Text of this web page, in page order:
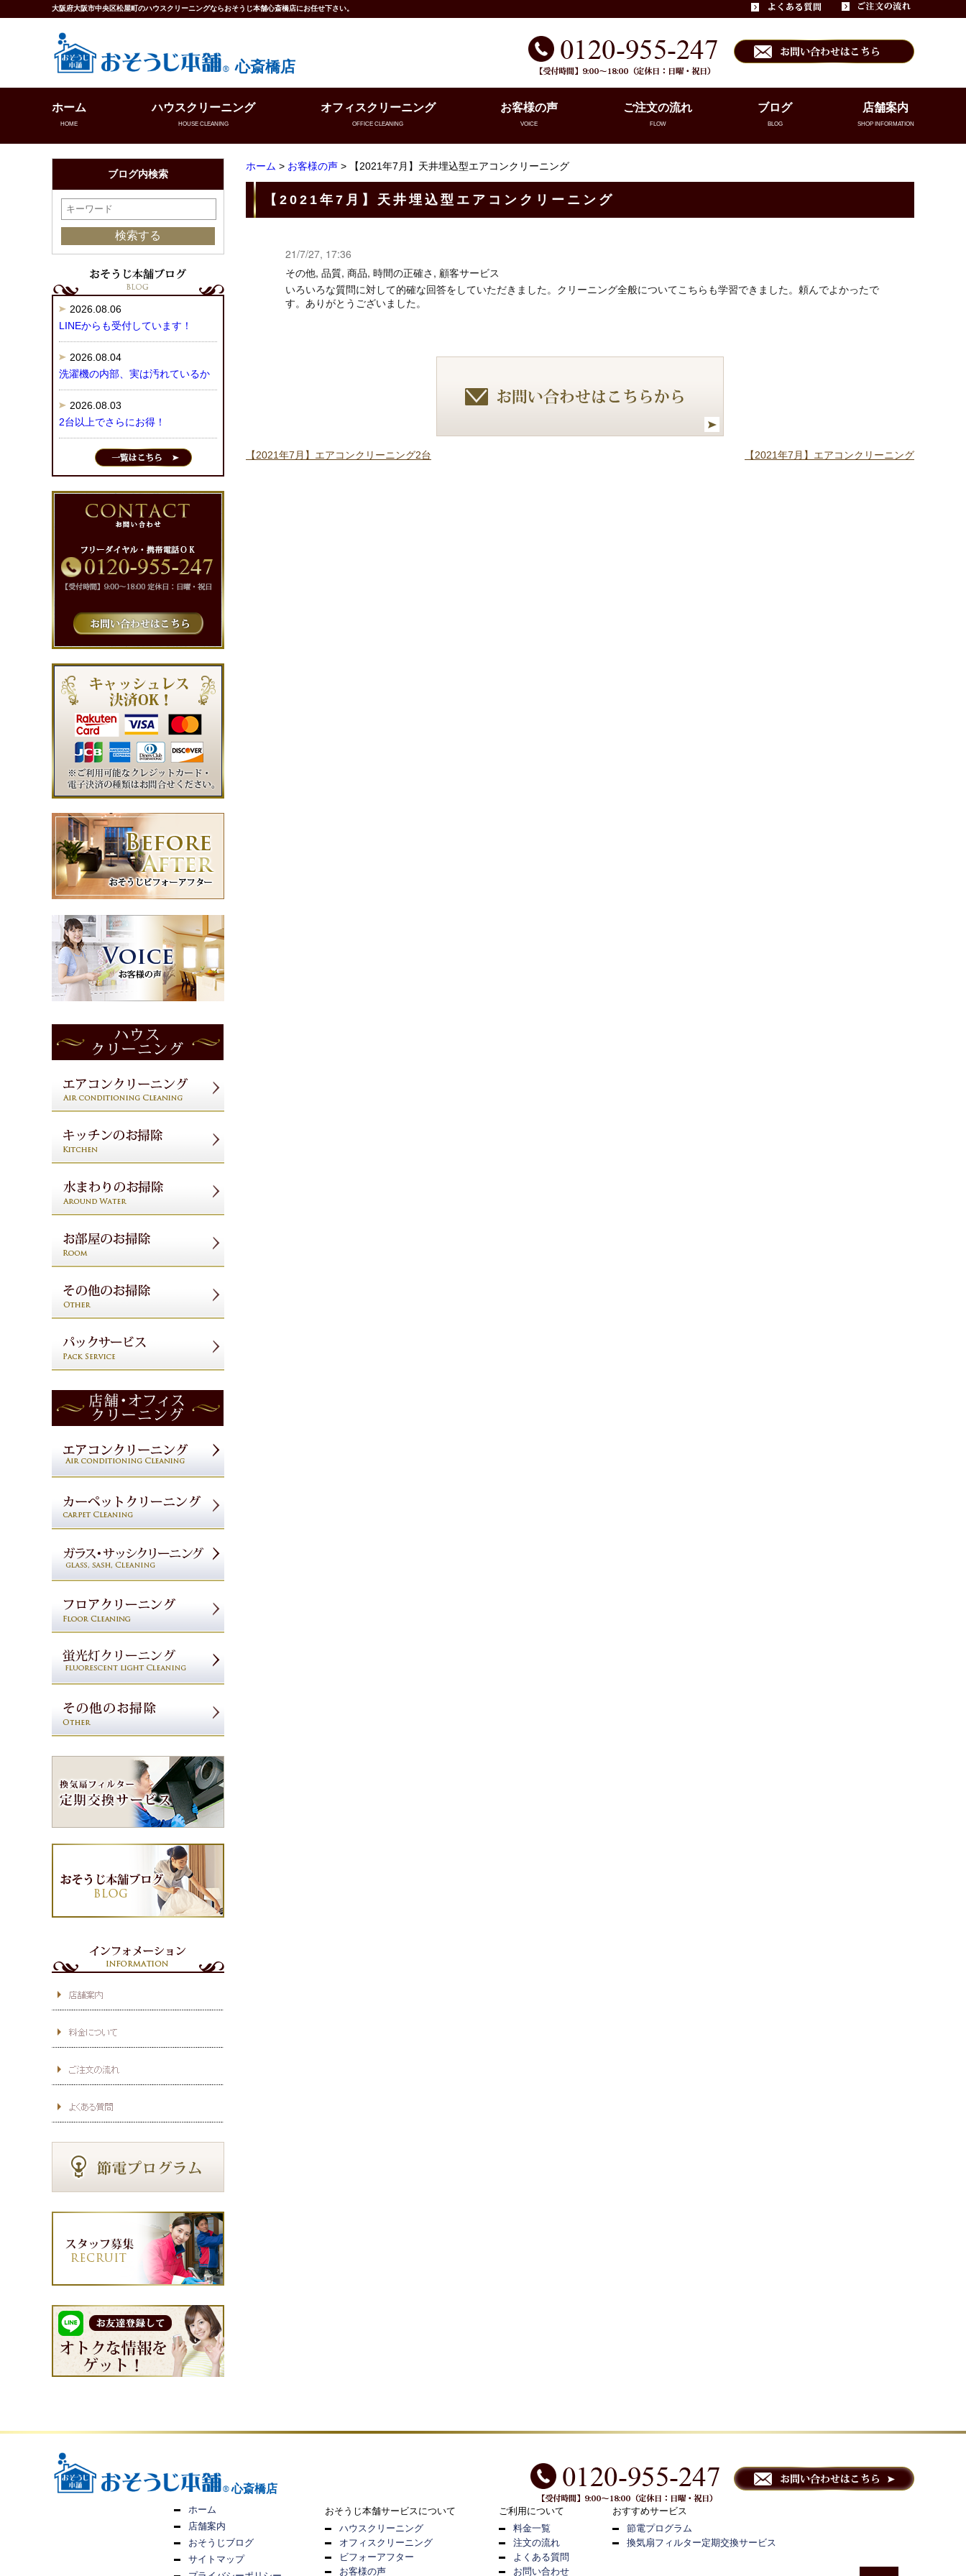
大阪府大阪市中央区松屋町のハウスクリーニングならおそうじ本舗心斎橋店にお任せ下さい。
心斎橋店
ホーム
HOME
ハウスクリーニング
HOUSE CLEANING
オフィスクリーニング
OFFICE CLEANING
お客様の声
VOICE
ご注文の流れ
FLOW
ブログ
BLOG
店舗案内
SHOP INFORMATION
ホーム > お客様の声 > 【2021年7月】天井埋込型エアコンクリーニング
【2021年7月】天井埋込型エアコンクリーニング
21/7/27, 17:36
その他, 品質, 商品, 時間の正確さ, 顧客サービス
いろいろな質問に対して的確な回答をしていただきました。クリーニング全般についてこちらも学習できました。頼んでよかったで
す。ありがとうございました。
【2021年7月】エアコンクリーニング2台 【2021年7月】エアコンクリーニング
ブログ内検索
2026.08.06
LINEからも受付しています！
2026.08.04
洗濯機の内部、実は汚れているか
2026.08.03
2台以上でさらにお得！
心斎橋店
ホーム
店舗案内
おそうじブログ
サイトマップ
おそうじ本舗サービスについて
ハウスクリーニング
オフィスクリーニング
ビフォーアフター
お客様の声
ご利用について
料金一覧
注文の流れ
よくある質問
お問い合わせ
おすすめサービス
節電プログラム
換気扇フィルター定期交換サービス